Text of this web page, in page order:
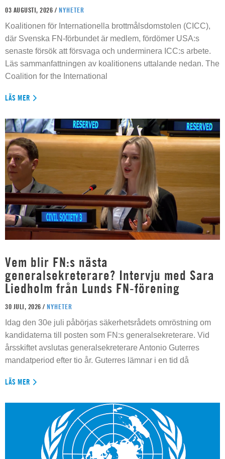
03 AUGUSTI, 2026 / NYHETER
Koalitionen för Internationella brottmålsdomstolen (CICC),
där Svenska FN-förbundet är medlem, fördömer USA:s
senaste försök att försvaga och underminera ICC:s arbete.
Läs sammanfattningen av koalitionens uttalande nedan. The
Coalition for the International
LÄS MER
Vem blir FN:s nästa
generalsekreterare? Intervju med Sara
Liedholm från Lunds FN-förening
30 JULI, 2026 / NYHETER
Idag den 30e juli påbörjas säkerhetsrådets omröstning om
kandidaterna till posten som FN:s generalsekreterare. Vid
årsskiftet avslutas generalsekreterare Antonio Guterres
mandatperiod efter tio år. Guterres lämnar i en tid då
LÄS MER